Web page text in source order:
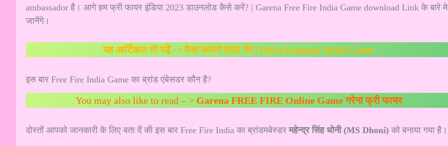
ambassador है। आगे हम फ्री फायर इंडिया 2023 डाउनलोड कैसे करें? | Garena Free Fire India Game download Link के बारे मे
जानेंगे।
यह आर्टिकल भी पढ़ें ->पैसा कमाने वाला गेम | Paisa Kamane Wala Game
इस बार Free Fire India Game का ब्रांड एंबेसडर कौन है?
You may also like to read – > Garena FREE FIRE Online Game गरेना फ्री फायर
दोस्तों आपको जानकारी के लिए बता दें की इस बार Free Fire India का ब्रांडमबेस्डरमहेन्द्र सिंह धोनी (MS Dhoni) को बनाया गया है।